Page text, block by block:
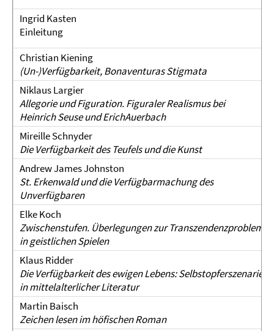
Ingrid Kasten
Einleitung
Christian Kiening
(Un-)Verfügbarkeit, Bonaventuras Stigmata
Niklaus Largier
Allegorie und Figuration.Figuraler Realismus bei
Heinrich Seuse und ErichAuerbach
Mireille Schnyder
Die Verfügbarkeit des Teufels und die Kunst
Andrew James Johnston
St. Erkenwald und die Verfügbarmachung des
Unverfügbaren
Elke Koch
Zwischenstufen. Überlegungen zur
in geistlichen Spielen
Klaus Ridder
Die Verfügbarkeit des ewigen Lebens: Selbstopferszenarien
in mittelalterlicher Literatur
Martin Baisch
Zeichen lesen im höfischen Roman